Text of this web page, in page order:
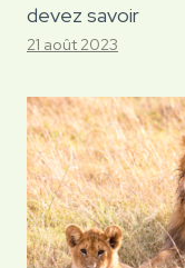
devez savoir
21 août 2023